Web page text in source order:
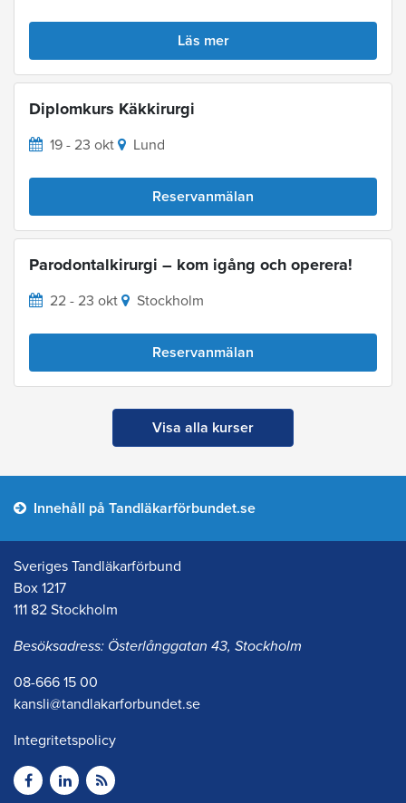
Läs mer
Diplomkurs Käkkirurgi
19 - 23 okt Lund
Reservanmälan
Parodontalkirurgi – kom igång och operera!
22 - 23 okt Stockholm
Reservanmälan
Visa alla kurser
Innehåll på Tandläkarförbundet.se
Sveriges Tandläkarförbund
Box 1217
111 82 Stockholm
Besöksadress: Österlånggatan 43, Stockholm
08-666 15 00
kansli@tandlakarforbundet.se
Integritetspolicy